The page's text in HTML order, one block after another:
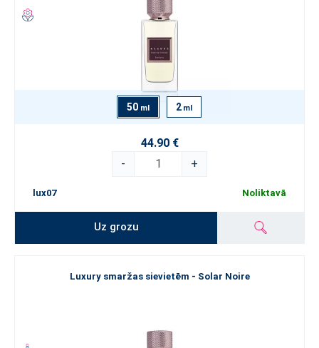
50 ml 2 ml
44.90 €
-
+
lux07 Noliktavā
Uz grozu
Luxury smaržas sievietēm - Solar Noire